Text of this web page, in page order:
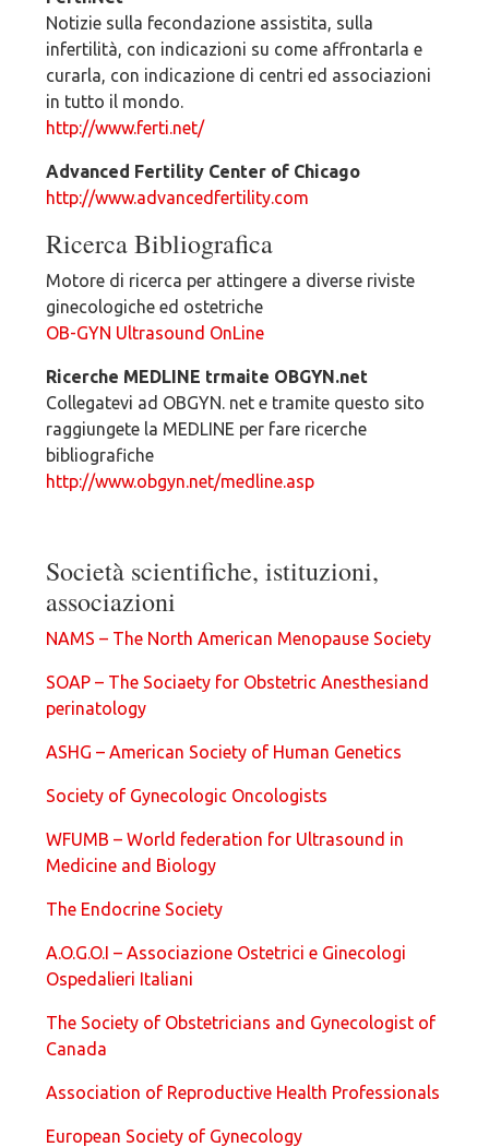
Notizie sulla fecondazione assistita, sulla
infertilità, con indicazioni su come affrontarla e
curarla, con indicazione di centri ed associazioni
in tutto il mondo.
http://www.ferti.net/
Advanced Fertility Center of Chicago
http://www.advancedfertility.com
Ricerca Bibliografica
Motore di ricerca per attingere a diverse riviste
ginecologiche ed ostetriche
OB-GYN Ultrasound OnLine
Ricerche MEDLINE trmaite OBGYN.net
Collegatevi ad OBGYN. net e tramite questo sito
raggiungete la MEDLINE per fare ricerche
bibliografiche
http://www.obgyn.net/medline.asp
Società scientifiche, istituzioni,
associazioni
NAMS – The North American Menopause Society
SOAP – The Sociaety for Obstetric Anesthesiand
perinatology
ASHG – American Society of Human Genetics
Society of Gynecologic Oncologists
WFUMB – World federation for Ultrasound in
Medicine and Biology
The Endocrine Society
A.O.G.O.I – Associazione Ostetrici e Ginecologi
Ospedalieri Italiani
The Society of Obstetricians and Gynecologist of
Canada
Association of Reproductive Health Professionals
European Society of Gynecology